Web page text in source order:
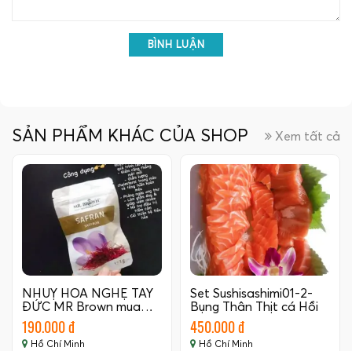
BÌNH LUẬN
SẢN PHẨM KHÁC CỦA SHOP Xem tất cả
NHUỴ HOA NGHỆ TÂY
ĐỨC MR Brown mua…
190.000 đ
Hồ Chí Minh
Set Sushisashimi01-2-
Bụng Thân Thịt cá Hồi
Nauy…
450.000 đ
Hồ Chí Minh